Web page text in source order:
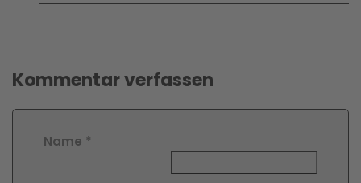
Kommentar verfassen
Name *